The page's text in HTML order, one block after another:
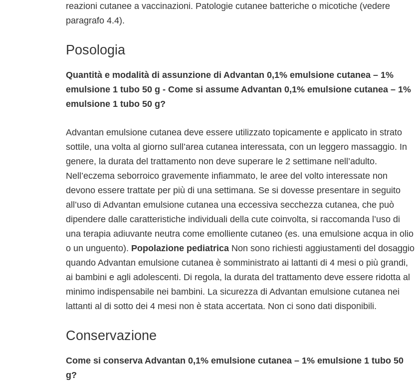
reazioni cutanee a vaccinazioni. Patologie cutanee batteriche o micotiche (vedere
paragrafo 4.4).
Posologia
Quantità e modalità di assunzione di Advantan 0,1% emulsione cutanea – 1%
emulsione 1 tubo 50 g - Come si assume Advantan 0,1% emulsione cutanea – 1%
emulsione 1 tubo 50 g?
Advantan emulsione cutanea deve essere utilizzato topicamente e applicato in strato
sottile, una volta al giorno sull’area cutanea interessata, con un leggero massaggio. In
genere, la durata del trattamento non deve superare le 2 settimane nell’adulto.
Nell’eczema seborroico gravemente infiammato, le aree del volto interessate non
devono essere trattate per più di una settimana. Se si dovesse presentare in seguito
all’uso di Advantan emulsione cutanea una eccessiva secchezza cutanea, che può
dipendere dalle caratteristiche individuali della cute coinvolta, si raccomanda l’uso di
una terapia adiuvante neutra come emolliente cutaneo (es. una emulsione acqua in olio
o un unguento). Popolazione pediatrica Non sono richiesti aggiustamenti del dosaggio
quando Advantan emulsione cutanea è somministrato ai lattanti di 4 mesi o più grandi,
ai bambini e agli adolescenti. Di regola, la durata del trattamento deve essere ridotta al
minimo indispensabile nei bambini. La sicurezza di Advantan emulsione cutanea nei
lattanti al di sotto dei 4 mesi non è stata accertata. Non ci sono dati disponibili.
Conservazione
Come si conserva Advantan 0,1% emulsione cutanea – 1% emulsione 1 tubo 50
g?